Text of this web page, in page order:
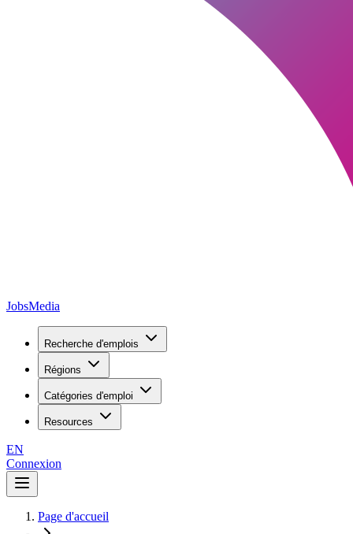
JobsMedia
Recherche d'emplois
Régions
Catégories d'emploi
Resources
EN
Connexion
Page d'accueil